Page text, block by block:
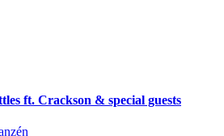
ft. Crackson & special guests